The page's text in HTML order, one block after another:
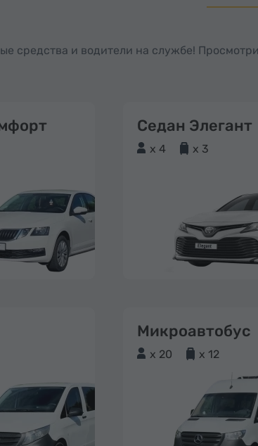
средства и водители на службе!
Седан Элегант
x 4 x 3
Микроавтобус
x 20 x 12